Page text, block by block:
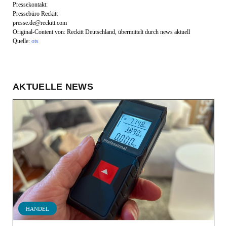
Pressekontakt:
Pressebüro Reckitt
presse.de@reckitt.com
Original-Content von: Reckitt Deutschland, übermittelt durch news aktuell
Quelle: ots
AKTUELLE NEWS
HANDEL